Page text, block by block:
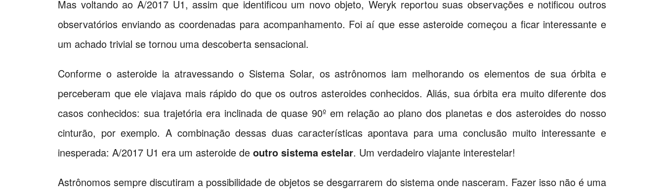
Mas voltando ao A/2017 U1, assim que identificou um novo objeto, Weryk reportou suas observações e notificou outros
observatórios enviando as coordenadas para acompanhamento. Foi aí que esse asteroide começou a ficar interessante e
um achado trivial se tornou uma descoberta sensacional.
Conforme o asteroide ia atravessando o Sistema Solar, os astrônomos iam melhorando os elementos de sua órbita e
perceberam que ele viajava mais rápido do que os outros asteroides conhecidos. Aliás, sua órbita era muito diferente dos
casos conhecidos: sua trajetória era inclinada de quase 90º em relação ao plano dos planetas e dos asteroides do nosso
cinturão, por exemplo. A combinação dessas duas características apontava para uma conclusão muito interessante e
inesperada: A/2017 U1 era um asteroide de outro sistema estelar. Um verdadeiro viajante interestelar!
Astrônomos sempre discutiram a possibilidade de objetos se desgarrarem do sistema onde nasceram. Fazer isso não é uma